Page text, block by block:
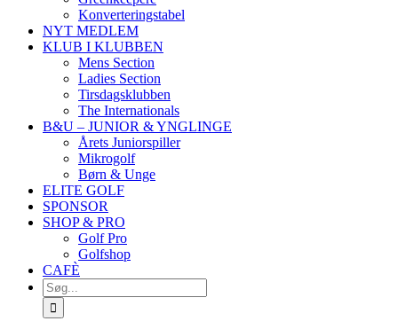
Konverteringstabel
NYT MEDLEM
KLUB I KLUBBEN
Mens Section
Ladies Section
Tirsdagsklubben
The Internationals
B&U – JUNIOR & YNGLINGE
Årets Juniorspiller
Mikrogolf
Børn & Unge
ELITE GOLF
SPONSOR
SHOP & PRO
Golf Pro
Golfshop
CAFÈ
Søg
efter: